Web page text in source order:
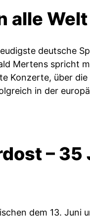
alle Welt
deutsche
Mertens spricht
Konzerte, über
in der
– 35
dem 13. Juni